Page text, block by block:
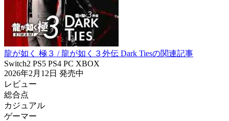
龍が如く 極３ / 龍が如く３外伝 Dark Tiesの関連記事
Switch2 PS5 PS4 PC XBOX
2026年2月12日 発売中
レビュー
総合点
カジュアル
ゲーマー